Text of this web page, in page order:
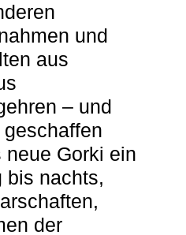
und
aus
– und
Gorki ein
bis nachts,
der